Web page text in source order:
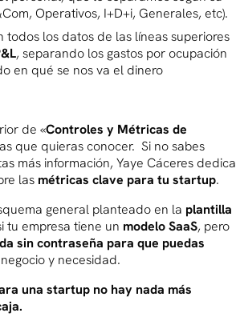
Operativos, I+D+i, Generales, etc).
todos los datos de las líneas superiores
, separando los gastos por ocupación
en qué se nos va el dinero
de «Controles y Métricas de
que quieras conocer. Si no sabes
más información, Yaye Cáceres dedica
las métricas clave para tu startup.
general planteado en la plantilla
tu empresa tiene un modelo SaaS, pero
sin contraseña para que puedas
y necesidad.
una startup no hay nada más